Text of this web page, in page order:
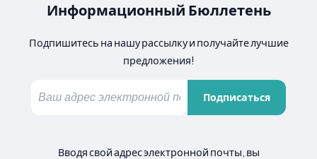
Информационный Бюллетень
Подпишитесь на нашу рассылку и получайте лучшие
предложения!
Подписаться
Вводя свой адрес электронной почты, вы